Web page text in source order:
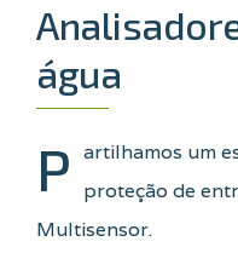
água
P artilhamos um
proteção de
Multisensor.